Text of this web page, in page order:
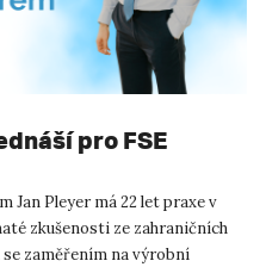
pro FSE
Jan Pleyer má 22 let praxe v
zkušenosti ze zahraničních
zaměřením na výrobní